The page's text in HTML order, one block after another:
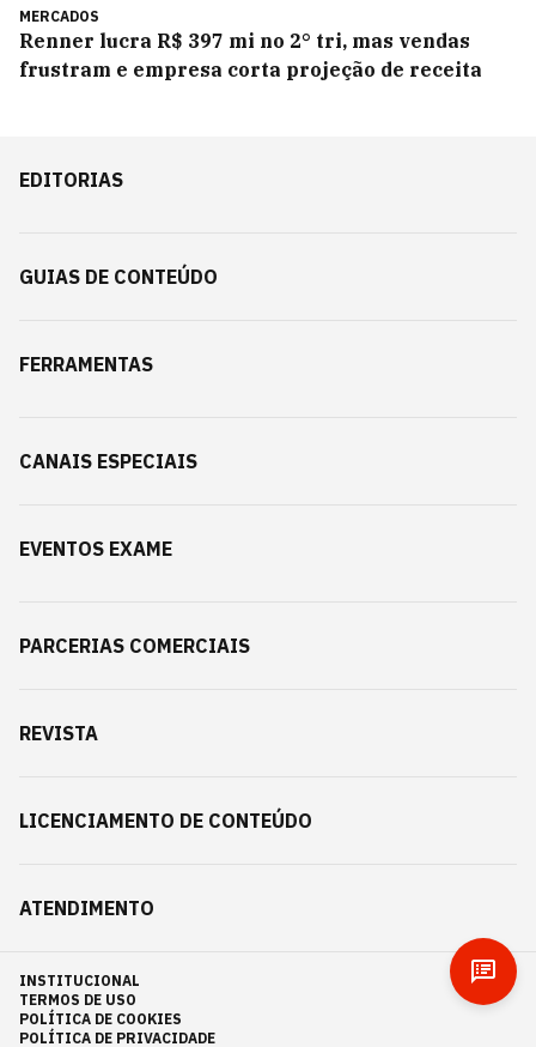
MERCADOS
Renner lucra R$ 397 mi no 2° tri, mas vendas
frustram e empresa corta projeção de receita
EDITORIAS
GUIAS DE CONTEÚDO
FERRAMENTAS
CANAIS ESPECIAIS
EVENTOS EXAME
PARCERIAS COMERCIAIS
REVISTA
LICENCIAMENTO DE CONTEÚDO
ATENDIMENTO
INSTITUCIONAL
TERMOS DE USO
POLÍTICA DE COOKIES
POLÍTICA DE PRIVACIDADE